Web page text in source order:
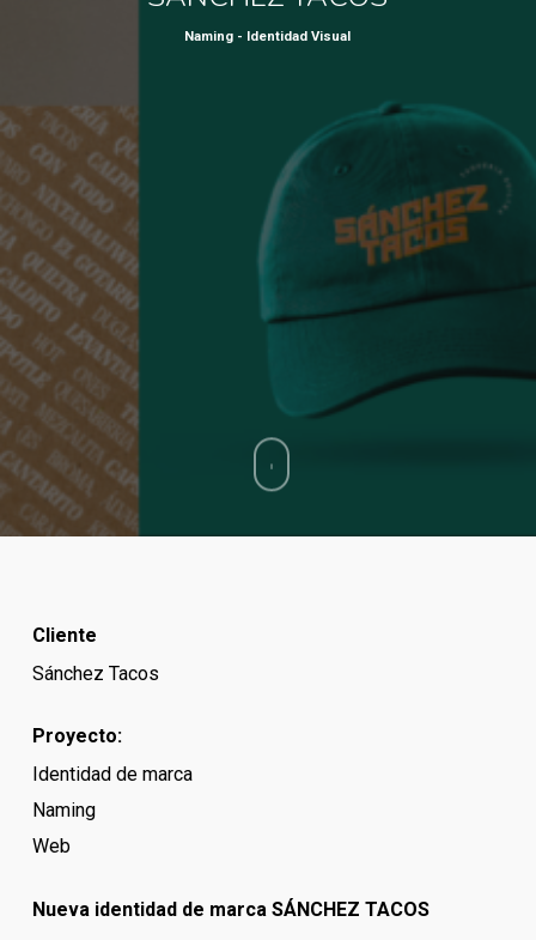
Naming - Identidad Visual
Cliente
Sánchez Tacos
Proyecto:
Identidad de marca
Naming
Web
Nueva identidad de marca SÁNCHEZ TACOS